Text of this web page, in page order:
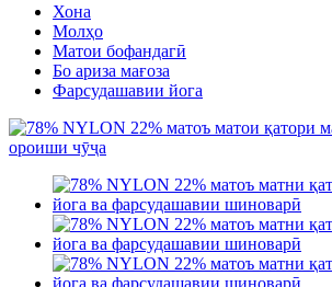
Хона
Молҳо
Матои бофандагӣ
Бо ариза мағоза
Фарсудашавии йога